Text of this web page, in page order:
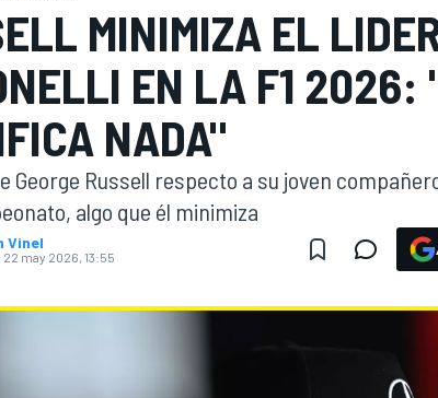
MINIMIZA EL
EN LA F1 2026:
NADA"
George Russell respecto a su joven
algo que él minimiza
Vinel
22 may 2026, 13:55